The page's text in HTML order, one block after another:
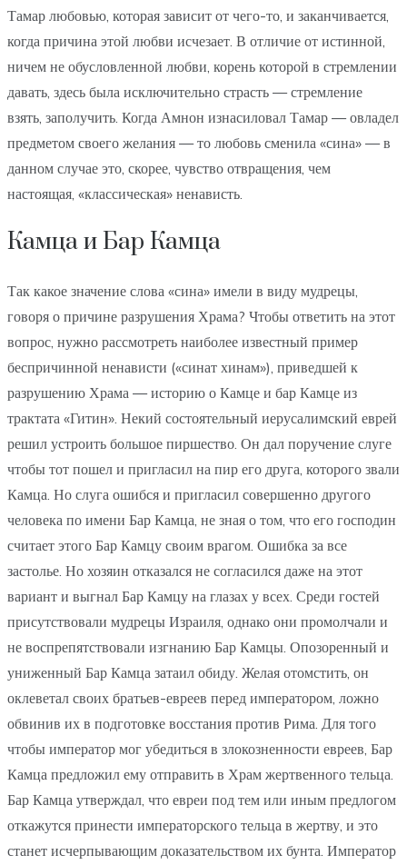
Тамар любовью, которая зависит от чего-то, и заканчивается,
когда причина этой любви исчезает. В отличие от истинной,
ничем не обусловленной любви, корень которой в стремлении
давать, здесь была исключительно страсть — стремление
взять, заполучить. Когда Амнон изнасиловал Тамар — овладел
предметом своего желания — то любовь сменила «сина» — в
данном случае это, скорее, чувство отвращения, чем
настоящая, «классическая» ненависть.
Камца и Бар Камца
Так какое значение слова «сина» имели в виду мудрецы,
говоря о причине разрушения Храма? Чтобы ответить на этот
вопрос, нужно рассмотреть наиболее известный пример
беспричинной ненависти («синат хинам»), приведшей к
разрушению Храма — историю о Камце и бар Камце из
трактата «Гитин». Некий состоятельный иерусалимский еврей
решил устроить большое пиршество. Он дал поручение слуге
чтобы тот пошел и пригласил на пир его друга, которого звали
Камца. Но слуга ошибся и пригласил совершенно другого
человека по имени Бар Камца, не зная о том, что его господин
считает этого Бар Камцу своим врагом. Ошибка за все
застолье. Но хозяин отказался не согласился даже на этот
вариант и выгнал Бар Камцу на глазах у всех. Среди гостей
присутствовали мудрецы Израиля, однако они промолчали и
не воспрепятствовали изгнанию Бар Камцы. Опозоренный и
униженный Бар Камца затаил обиду. Желая отомстить, он
оклеветал своих братьев-евреев перед императором, ложно
обвинив их в подготовке восстания против Рима. Для того
чтобы император мог убедиться в злокозненности евреев, Бар
Камца предложил ему отправить в Храм жертвенного тельца.
Бар Камца утверждал, что евреи под тем или иным предлогом
откажутся принести императорского тельца в жертву, и это
станет исчерпывающим доказательством их бунта. Император